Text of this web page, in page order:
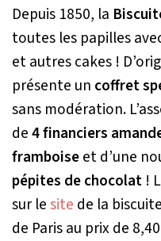
Depuis 1850, la
toutes les papilles
et autres cakes !
présente un coffret
sans modération.
de4 financiers
framboiseet d’une
pépites de chocolat !
sur lesite de la
de Paris au prix de